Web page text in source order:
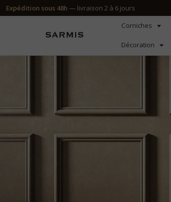
Expédition sous 48h — livraison 2 à 6 jours
Corniches
Décoration